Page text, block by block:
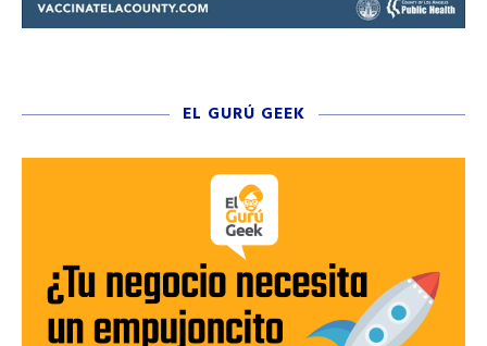
EL GURÚ GEEK